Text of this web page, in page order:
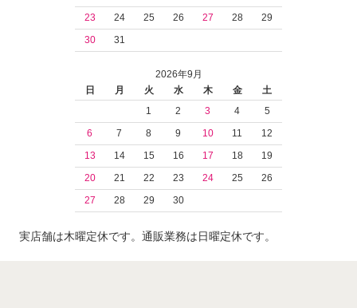
23
24 25 26 27 28
29
30
31
2026年9月
日
月 火 水 木 金
土
1
2 3 4
5
6
7 8 9 10 11
12
13
14 15 16 17 18
19
20
21 22 23 24 25
26
27
28 29 30
実店舗は木曜定休です。通販業務は日曜定休です。